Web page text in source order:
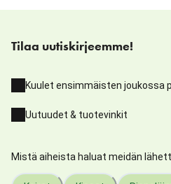
Tilaa uutiskirjeemme!
Kuulet ensimmäisten joukossa
Uutuudet & tuotevinkit
Mistä aiheista haluat meidän